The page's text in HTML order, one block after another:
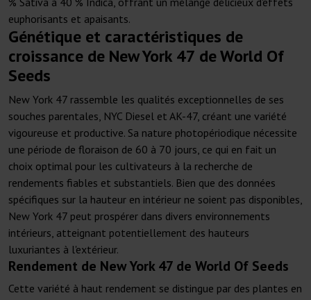
euphorisants et apaisants.
Génétique et caractéristiques de
croissance de New York 47 de World Of
Seeds
New York 47 rassemble les qualités exceptionnelles de ses
souches parentales, NYC Diesel et AK-47, créant une variété
vigoureuse et productive. Sa nature photopériodique nécessite
une période de floraison de 60 à 70 jours, ce qui en fait un
choix optimal pour les cultivateurs à la recherche de
rendements fiables et substantiels. Bien que des données
spécifiques sur la hauteur en intérieur ne soient pas disponibles,
New York 47 peut prospérer dans divers environnements
intérieurs, atteignant potentiellement des hauteurs
luxuriantes à l'extérieur.
Rendement de New York 47 de World Of Seeds
Cette variété à haut rendement se distingue par des plantes en